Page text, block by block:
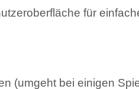
für
(umgeht bei einigen